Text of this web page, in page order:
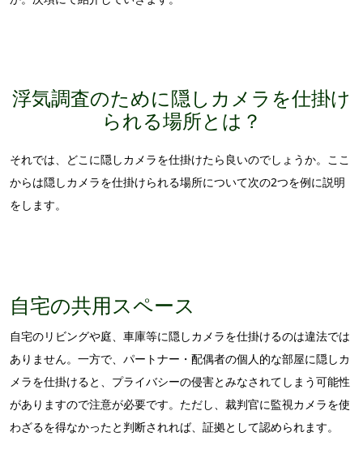
浮気調査のために隠しカメラを仕掛け
られる場所とは？
それでは、どこに隠しカメラを仕掛けたら良いのでしょうか。ここ
からは隠しカメラを仕掛けられる場所について次の2つを例に説明
をします。
自宅の共用スペース
自宅のリビングや庭、車庫等に隠しカメラを仕掛けるのは違法では
ありません。一方で、パートナー・配偶者の個人的な部屋に隠しカ
メラを仕掛けると、プライバシーの侵害とみなされてしまう可能性
がありますので注意が必要です。ただし、裁判官に監視カメラを使
わざるを得なかったと判断されれば、証拠として認められます。